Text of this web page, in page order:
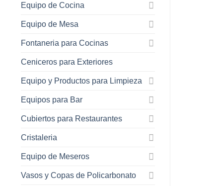
Equipo de Cocina
Equipo de Mesa
Fontaneria para Cocinas
Ceniceros para Exteriores
Equipo y Productos para Limpieza
Equipos para Bar
Cubiertos para Restaurantes
Cristaleria
Equipo de Meseros
Vasos y Copas de Policarbonato